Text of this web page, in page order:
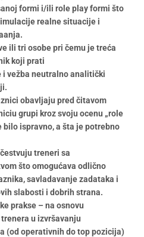
formi i/ili role play formi što
realne situacije i
ili tri osobe pri čemu je treća
koji prati
i vežba neutralno analitički
obavljaju pred čitavom
u grupi kroz svoju ocenu „role
bilo ispravno,a šta jepotrebno
treneri sa
što omogućava odlično
savladavanje zadataka i
slabosti i dobrih strana.
prakse –na osnovu
u izvršavanju
(od operativnih do top pozicija)